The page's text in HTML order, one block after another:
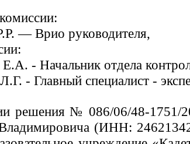
— Врио руководителя,
- Начальник отдела
- Главный специалист -
решения № 086/06/48-1751/
(ИНН: